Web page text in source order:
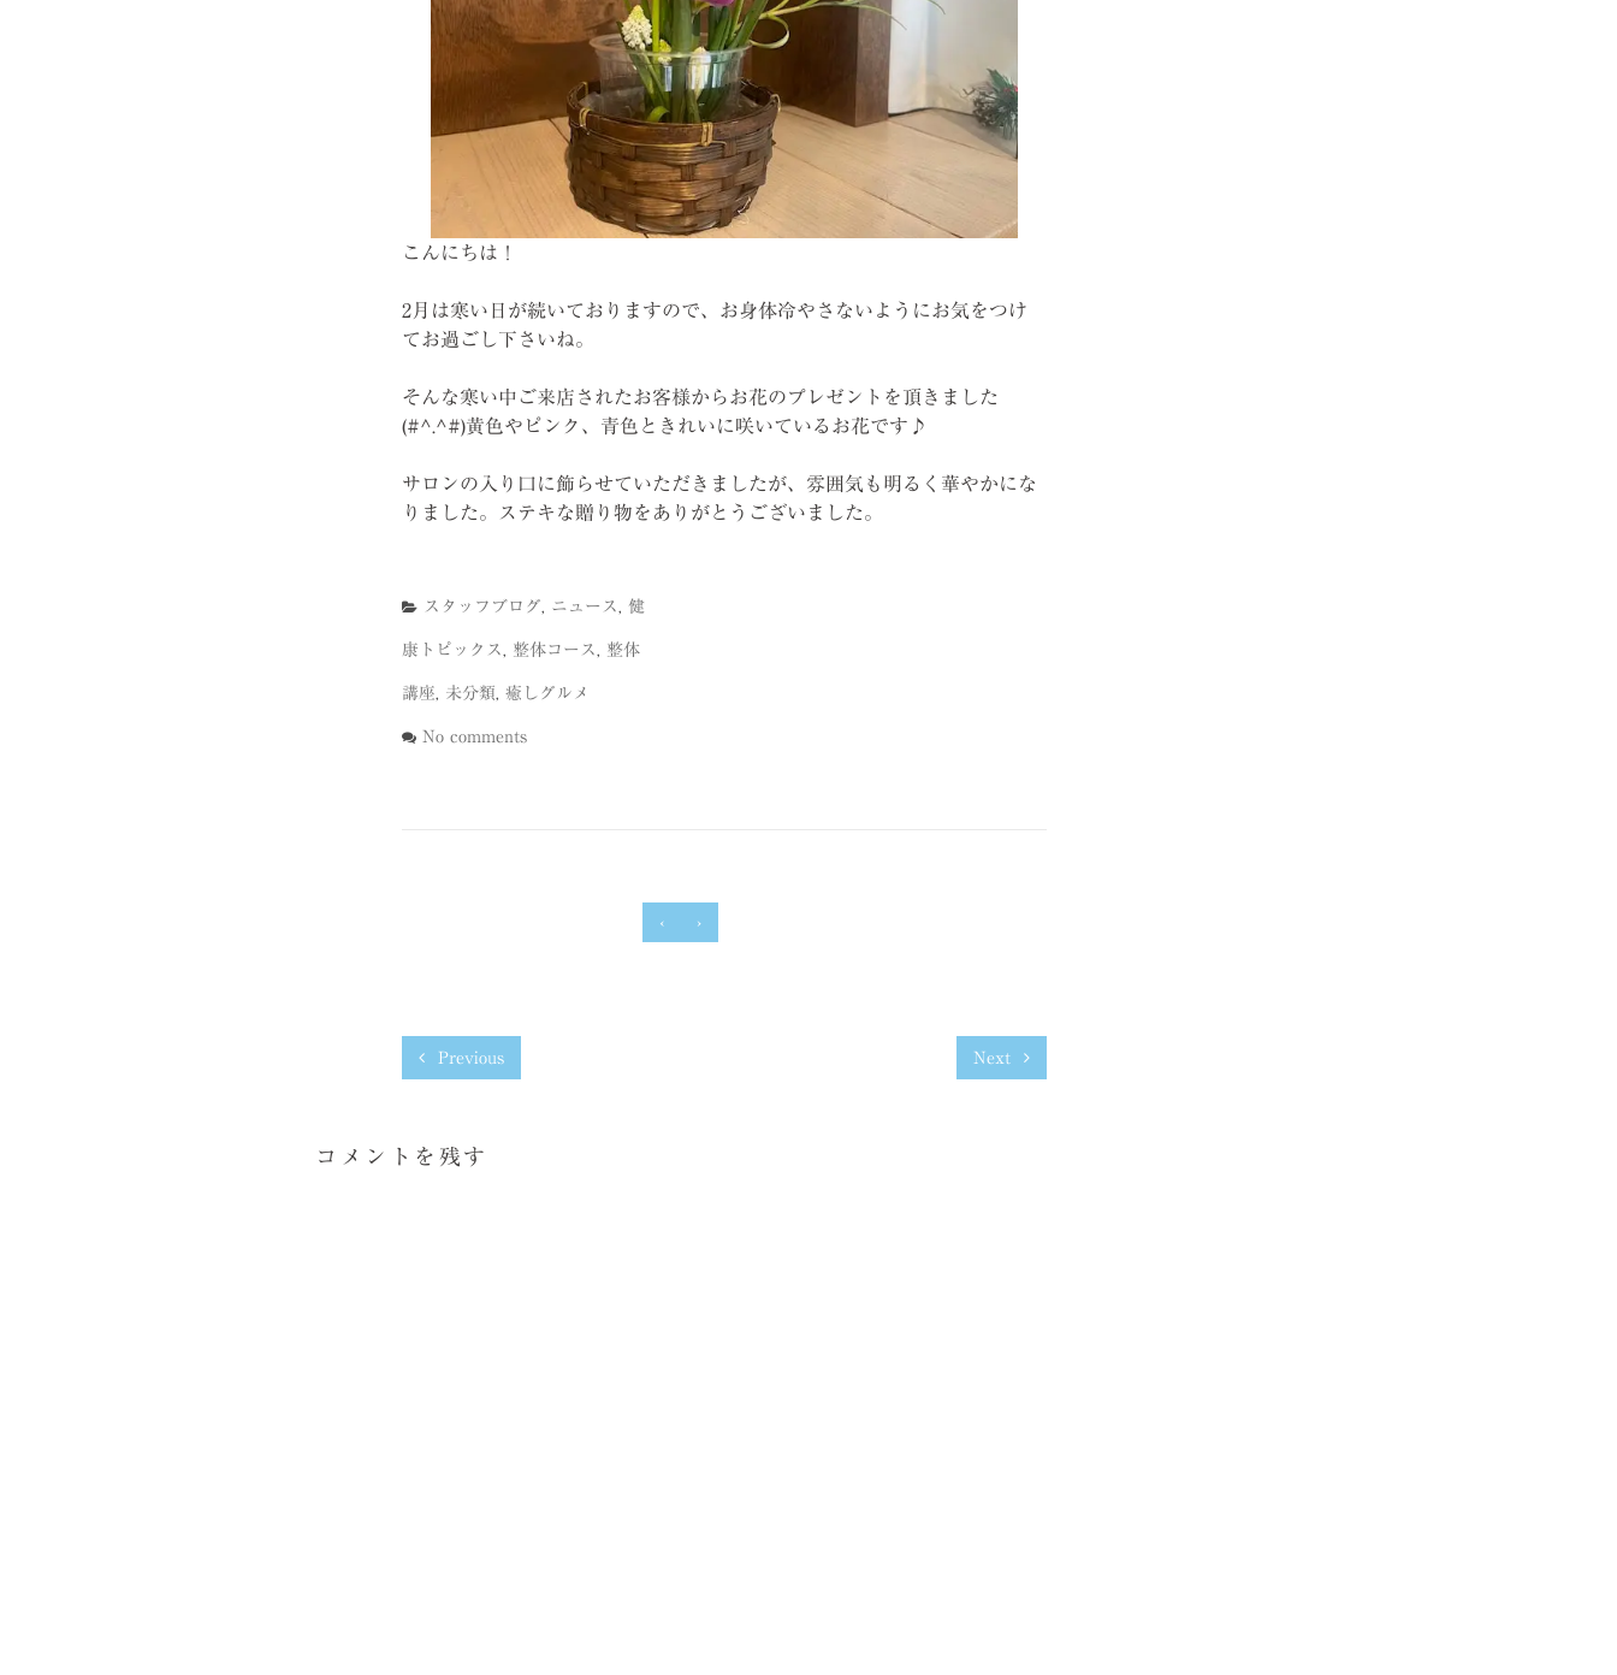
こんにちは！
2月は寒い日が続いておりますので、お身体冷やさないようにお気をつけ
てお過ごし下さいね。
そんな寒い中ご来店されたお客様からお花のプレゼントを頂きました
(#^.^#)黄色やピンク、青色ときれいに咲いているお花です♪
サロンの入り口に飾らせていただきましたが、雰囲気も明るく華やかにな
りました。ステキな贈り物をありがとうございました。
スタッフブログ, ニュース , 健
康トピックス , 整体コース , 整体
講座, 未分類, 癒しグルメ
No comments
‹ ›
Previous Next
コメントを残す